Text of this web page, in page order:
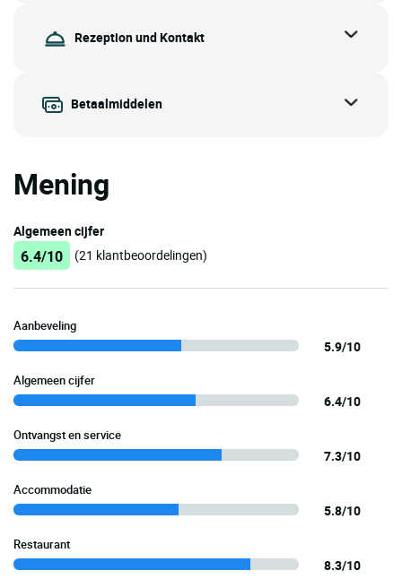
Rezeption und Kontakt
Betaalmiddelen
Mening
Algemeen cijfer
6.4/10 (21 klantbeoordelingen)
Aanbeveling
5.9/10
Algemeen cijfer
6.4/10
Ontvangst en service
7.3/10
Accommodatie
5.8/10
Restaurant
8.3/10